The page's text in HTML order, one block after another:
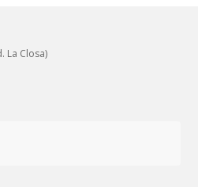
La Closa)